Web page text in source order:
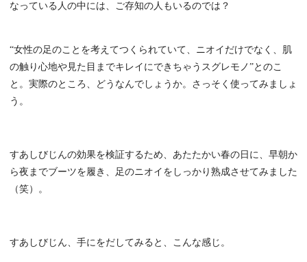
なっている人の中には、ご存知の人もいるのでは？
“女性の足のことを考えてつくられていて、ニオイだけでなく、肌
の触り心地や見た目までキレイにできちゃうスグレモノ”とのこ
と。実際のところ、どうなんでしょうか。さっそく使ってみましょ
う。
すあしびじんの効果を検証するため、あたたかい春の日に、早朝か
ら夜までブーツを履き、足のニオイをしっかり熟成させてみました
（笑）。
すあしびじん、手にをだしてみると、こんな感じ。